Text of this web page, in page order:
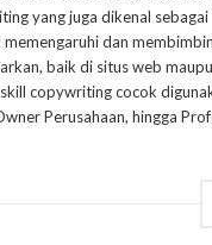
yang juga dikenal sebagai
dan
baik di situs web
copywriting cocok
Perusahaan, hingga